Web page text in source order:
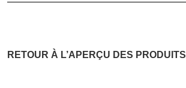
RETOUR À L’APERÇU DES PRODUITS